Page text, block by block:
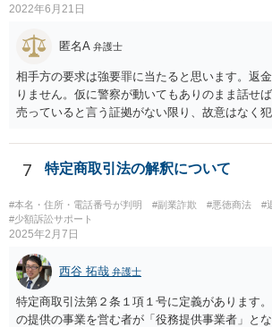
2022年6月21日
匿名A 弁護士
相手方の要求は強要罪に当たると思います。返
りません。仮に警察が動いてもありのまま話せ
売っていると言う証拠がない限り、故意はなく
す。本当にブランド品がほしくて損したと思う
金しか求めないはずですし、靴の機能性に問題
品じゃないから履いていかなかった」という主
7 特定商取引法の解釈について
#本名・住所・電話番号が判明 #副業詐欺 #悪徳商法 #
#少額訴訟サポート
2025年2月7日
西谷 拓哉 弁護士
特定商取引法第２条１項１号に定義があります
の提供の事業を営む者が「役務提供事業者」と